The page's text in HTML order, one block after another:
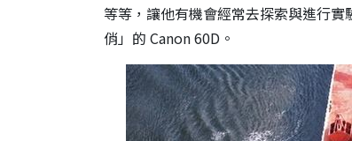
等等，讓他有機會經常去探索與進行
俏」的 Canon 60D。